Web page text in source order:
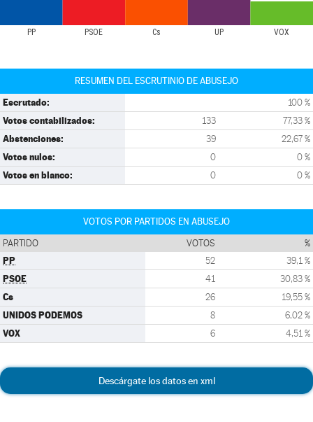
PP PSOE Cs UP VOX
RESUMEN DEL ESCRUTINIO DE ABUSEJO
Escrutado: 100 %
Votos contabilizados: 133 77,33 %
Abstenciones: 39 22,67 %
Votos nulos: 0 0 %
Votos en blanco: 0 0 %
VOTOS POR PARTIDOS EN ABUSEJO
PARTIDO VOTOS %
PP 52 39,1 %
PSOE 41 30,83 %
Cs 26 19,55 %
UNIDOS PODEMOS 8 6,02 %
VOX 6 4,51 %
Descárgate los datos en xml